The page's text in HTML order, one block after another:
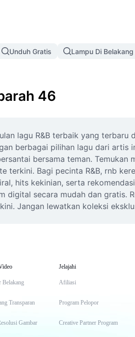
Unduh Gratis Lampu Di Belakang
46
lagu R&B terbaik yang
berbagai pilihan lagu dari
bersama teman.
terkini. Bagi pecinta R&B, rnb
hits kekinian, serta
secara mudah dan gratis.
Jangan lewatkan koleksi
Belakang
Transparan
Gambar
Jelajahi
Afiliasi
Program Pelopor
Creative Partner Program